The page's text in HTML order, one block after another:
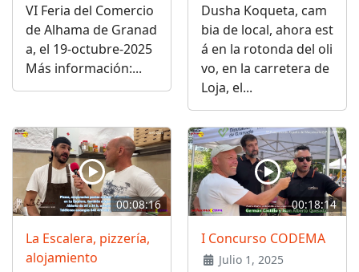
VI Feria del Comercio
de Alhama de Granad
a, el 19-octubre-2025
Más información:...
Dusha Koqueta, cam
bia de local, ahora est
á en la rotonda del oli
vo, en la carretera de
Loja, el...
00:08:16
La Escalera, pizzería,
alojamiento
00:18:14
I Concurso CODEMA
Julio 1, 2025